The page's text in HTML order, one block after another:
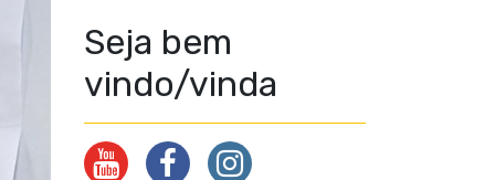
Seja bem
vindo/vinda